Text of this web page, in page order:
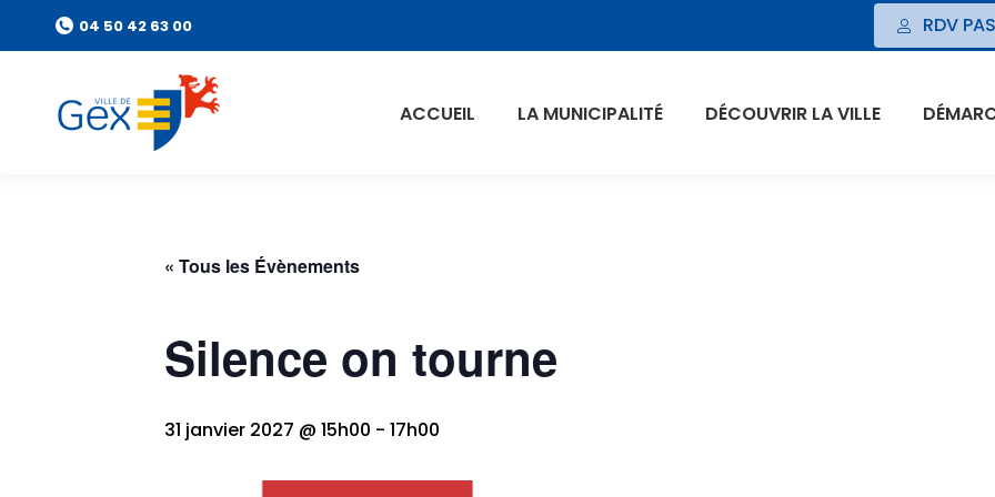
04 50 42 63 00 RDV
ACCUEIL LA MUNICIPALITÉ DÉCOUVRIR LA VILLE
« Tous les Évènements
Silence on tourne
31 janvier 2027 @ 15h00 - 17h00